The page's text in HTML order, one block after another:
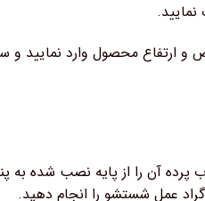
و ارتفاع محصول وارد نمایید
آن را از پایه نصب شده به